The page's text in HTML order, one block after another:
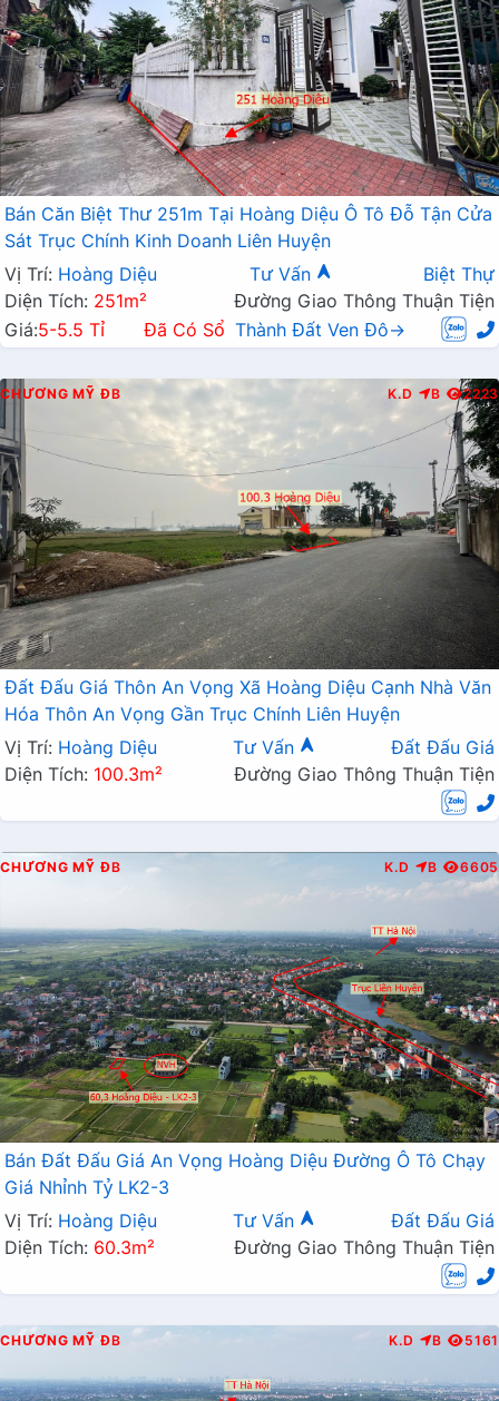
Bán Căn Biệt Thư 251m Tại Hoàng Diệu Ô Tô Đỗ Tận Cửa
Sát Trục Chính Kinh Doanh Liên Huyện
Vị Trí: Hoàng Diệu Tư Vấn
Biệt Thự
Diện Tích: 251m²
Đường Giao Thông Thuận Tiện
Giá:5-5.5 Tỉ Đã Có Sổ Thành Đất Ven Đô→
CHƯƠNG MỸ ĐB K.D B 2223
Đất Đấu Giá Thôn An Vọng Xã Hoàng Diệu Cạnh Nhà Văn
Hóa Thôn An Vọng Gần Trục Chính Liên Huyện
Vị Trí: Hoàng Diệu Tư Vấn
Đất Đấu Giá
Diện Tích: 100.3m² Đường Giao Thông Thuận Tiện
CHƯƠNG MỸ ĐB K.D B 6605
Bán Đất Đấu Giá An Vọng Hoàng Diệu Đường Ô Tô Chạy
Giá Nhỉnh Tỷ LK2-3
Vị Trí: Hoàng Diệu Tư Vấn
Đất Đấu Giá
Diện Tích: 60.3m² Đường Giao Thông Thuận Tiện
CHƯƠNG MỸ ĐB K.D B 5161